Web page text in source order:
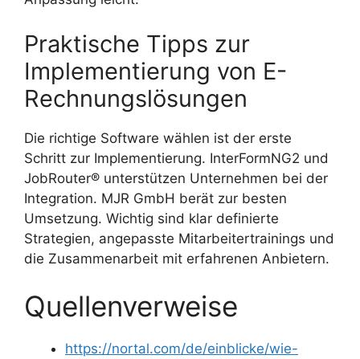
Praktische Tipps zur
Implementierung von E-
Rechnungslösungen
Die richtige Software wählen ist der erste
Schritt zur Implementierung. InterFormNG2 und
JobRouter® unterstützen Unternehmen bei der
Integration. MJR GmbH berät zur besten
Umsetzung. Wichtig sind klar definierte
Strategien, angepasste Mitarbeitertrainings und
die Zusammenarbeit mit erfahrenen Anbietern.
Quellenverweise
https://nortal.com/de/einblicke/wie-